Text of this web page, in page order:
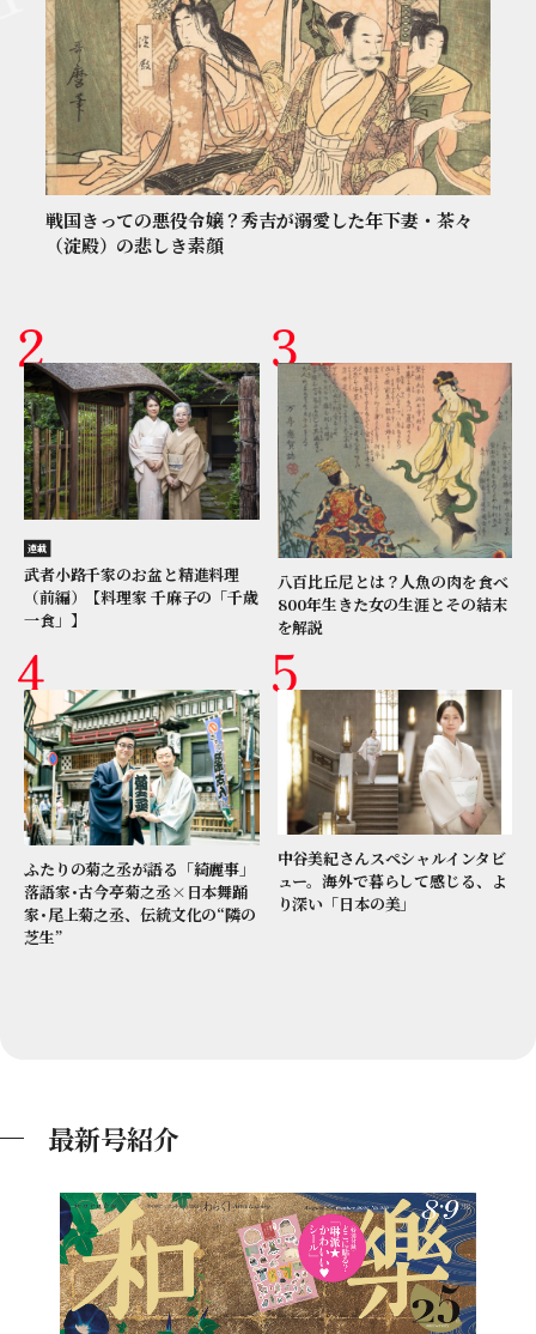
戦国きっての悪役令嬢？秀吉が溺愛した年下妻・茶々
（淀殿）の悲しき素顔
連載
武者小路千家のお盆と精進料理
（前編）【料理家 千麻子の「千歳
一食」】
八百比丘尼とは？人魚の肉を食べ
800年生きた女の生涯とその結末
を解説
ふたりの菊之丞が語る「綺麗事」
落語家･古今亭菊之丞×日本舞踊
家･尾上菊之丞、伝統文化の“隣の
芝生”
中谷美紀さんスペシャルインタビ
ュー。海外で暮らして感じる、よ
り深い「日本の美」
最新号紹介